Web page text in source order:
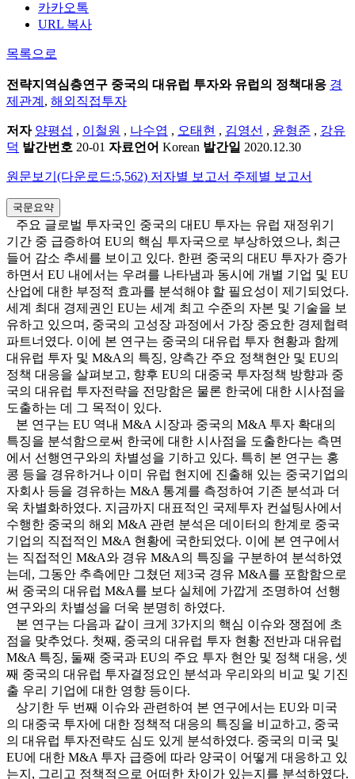
카카오톡
URL 복사
목록으로
전략지역심층연구 중국의 대유럽 투자와 유럽의 정책대응 경
제관계 , 해외직접투자
저자 양평섭 , 이철원 , 나수엽 , 오태현 , 김영선 , 윤형준 , 강유
덕 발간번호 20-01 자료언어 Korean 발간일 2020.12.30
원문보기(다운로드:5,562) 저자별 보고서 주제별 보고서
국문요약
주요 글로벌 투자국인 중국의 대EU 투자는 유럽 재정위기
기간 중 급증하여 EU의 핵심 투자국으로 부상하였으나, 최근
들어 감소 추세를 보이고 있다. 한편 중국의 대EU 투자가 증가
하면서 EU 내에서는 우려를 나타냄과 동시에 개별 기업 및 EU
산업에 대한 부정적 효과를 분석해야 할 필요성이 제기되었다.
세계 최대 경제권인 EU는 세계 최고 수준의 자본 및 기술을 보
유하고 있으며, 중국의 고성장 과정에서 가장 중요한 경제협력
파트너였다. 이에 본 연구는 중국의 대유럽 투자 현황과 함께
대유럽 투자 및 M&A의 특징, 양측간 주요 정책현안 및 EU의
정책 대응을 살펴보고, 향후 EU의 대중국 투자정책 방향과 중
국의 대유럽 투자전략을 전망함은 물론 한국에 대한 시사점을
도출하는 데 그 목적이 있다.
본 연구는 EU 역내 M&A 시장과 중국의 M&A 투자 확대의
특징을 분석함으로써 한국에 대한 시사점을 도출한다는 측면
에서 선행연구와의 차별성을 기하고 있다. 특히 본 연구는 홍
콩 등을 경유하거나 이미 유럽 현지에 진출해 있는 중국기업의
자회사 등을 경유하는 M&A 통계를 측정하여 기존 분석과 더
욱 차별화하였다. 지금까지 대표적인 국제투자 컨설팅사에서
수행한 중국의 해외 M&A 관련 분석은 데이터의 한계로 중국
기업의 직접적인 M&A 현황에 국한되었다. 이에 본 연구에서
는 직접적인 M&A와 경유 M&A의 특징을 구분하여 분석하였
는데, 그동안 추측에만 그쳤던 제3국 경유 M&A를 포함함으로
써 중국의 대유럽 M&A를 보다 실체에 가깝게 조명하여 선행
연구와의 차별성을 더욱 분명히 하였다.
본 연구는 다음과 같이 크게 3가지의 핵심 이슈와 쟁점에 초
점을 맞추었다. 첫째, 중국의 대유럽 투자 현황 전반과 대유럽
M&A 특징, 둘째 중국과 EU의 주요 투자 현안 및 정책 대응, 셋
째 중국의 대유럽 투자결정요인 분석과 우리와의 비교 및 기진
출 우리 기업에 대한 영향 등이다.
상기한 두 번째 이슈와 관련하여 본 연구에서는 EU와 미국
의 대중국 투자에 대한 정책적 대응의 특징을 비교하고, 중국
의 대유럽 투자전략도 심도 있게 분석하였다. 중국의 미국 및
EU에 대한 M&A 투자 급증에 따라 양국이 어떻게 대응하고 있
는지, 그리고 정책적으로 어떠한 차이가 있는지를 분석하였다.